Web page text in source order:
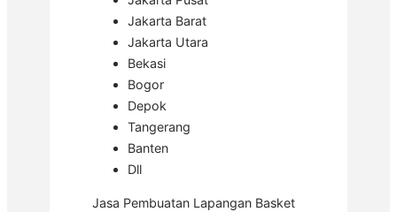
Jakarta Barat
Jakarta Utara
Bekasi
Bogor
Depok
Tangerang
Banten
Dll
Jasa Pembuatan Lapangan Basket